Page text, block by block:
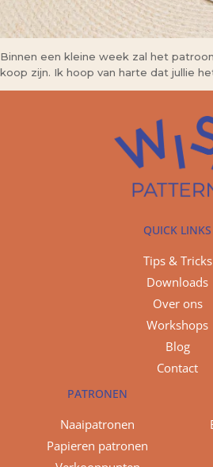
Binnen een kleine week zal het
koop zijn. Ik hoop van harte dat jullie
QUICK LINKS
Tips & Tricks
Downloads
Over ons
Workshops
Blog
Contact
PATRONEN
Naaipatronen
Papieren patronen